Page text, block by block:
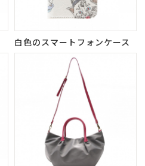
白色のスマートフォンケース